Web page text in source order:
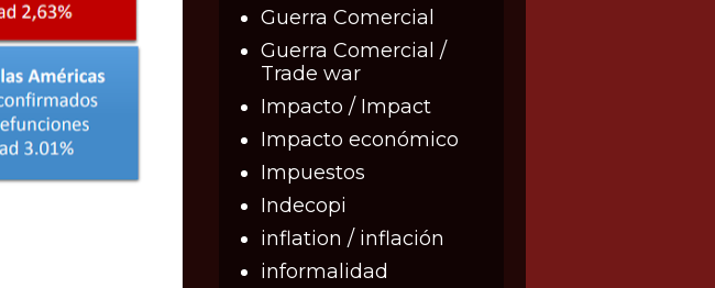
Guerra Comercial
Guerra Comercial /
Trade war
Impacto / Impact
Impacto económico
Impuestos
Indecopi
inflation / inflación
informalidad